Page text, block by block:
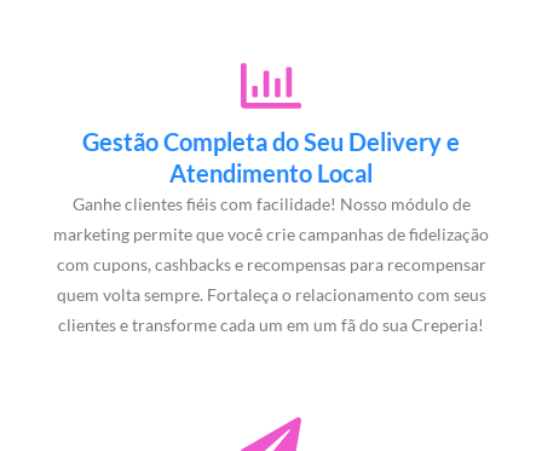
Gestão Completa do Seu Delivery e
Atendimento Local
Ganhe clientes fiéis com facilidade! Nosso módulo de
marketing permite que você crie campanhas de fidelização
com cupons, cashbacks e recompensas para recompensar
quem volta sempre. Fortaleça o relacionamento com seus
clientes e transforme cada um em um fã do sua Creperia!